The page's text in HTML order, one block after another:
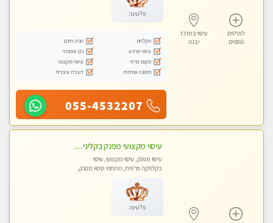
לפרטים
נוספים
עיסוי במרכז
יבנה
פלטינה
מקלחת
חניה חינם
עיסוי מרגיע
נקי ומסודר
מקום פרטי
עיסוי מקצועי
תמונה אמיתית
דוברת עיברית
055-4532207
עיסוי מקצועי מפנק בקליניקה פרטית שירות vip לרציניים בלבד! מומלץ!! ללא מין
עיסוי מפנק, עיסוי מקצועי, עיסוי
בקלניקה פרטית, מתחמי ספא מפנק,
פלטינה